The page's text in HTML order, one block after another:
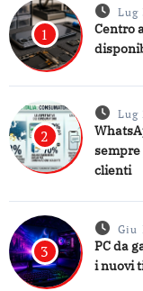
1
Lug
Centro
2
Lug
sempre
clienti
3
Giu
PC da
i nuovi